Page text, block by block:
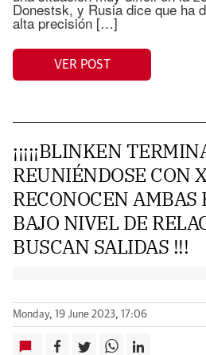
Donestsk, y Rusia dice que ha
alta precisión […]
VER POST
¡¡¡¡¡BLINKEN
REUNIÉNDOSE CON
RECONOCEN AMBAS
BAJO NIVEL DE
BUSCAN SALIDAS !!!
Monday, 19 June 2023, 17:06